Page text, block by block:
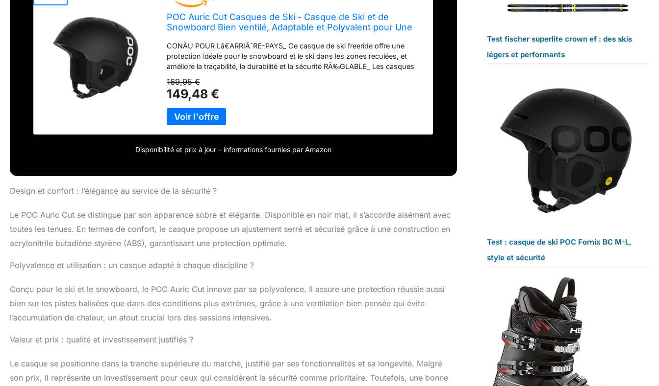
POC Auric Cut Casques de Ski - Casque de Ski et de
Snowboard Bien ventilé, Adaptable et Polyvalent pour Une
CONÃU POUR Lâ€ARRIÃˆRE-PAYS_ Ce casque de ski freeride offre une
protection idéale pour le snowboard et le ski dans les zones reculées, et
améliore la traçabilité, la durabilité et la sécurité RÃ‰GLABLE_ Les casques
ajustement sûr et confortable. Toutes leurs sangles peuvent également être
réglées pour vous offrir plus de sécurité, quelle que soit la forme de votre
visage VENTILATION OPTIMISÃ‰E_ Le système de ventilation entièrement
réglable de votre casque de snowboard ou de ski offre un contrôle optimal
de la température, dans toutes les conditions météorologiques CLIP
au clip de fixation amovible PROTECTION MULTI-IMPACT_ Ce casque de
169,95 €
149,48 €
Disponibilité et prix à jour – informations fournies par Amazon
Design et confort : l’élégance au service de la sécurité ?
Le POC Auric Cut se distingue par son apparence sobre et élégante. Disponible en noir mat, il s’accorde aisément avec
toutes les tenues. En termes de confort, le casque propose un ajustement serré et sécurisé grâce à une construction en
acrylonitrile butadiène styrène (ABS), garantissant une protection optimale.
Polyvalence et utilisation : un casque adapté à chaque discipline ?
Conçu pour le ski et le snowboard, le POC Auric Cut innove par sa polyvalence. Il assure une protection réussie aussi
bien sur les pistes balisées que dans des conditions plus extrêmes, grâce à une ventilation bien pensée qui évite
l’accumulation de chaleur, un atout crucial lors des sessions intensives.
Valeur et prix : qualité et investissement justifiés ?
Le casque se positionne dans la tranche supérieure du marché, justifié par ses fonctionnalités et sa longévité. Malgré
son prix, il représente un investissement pour ceux qui considèrent la sécurité comme prioritaire. Toutefois, une bonne
Test fischer superlite crown ef : des skis
légers et performants
Test : casque de ski POC Fornix BC M-L,
style et sécurité